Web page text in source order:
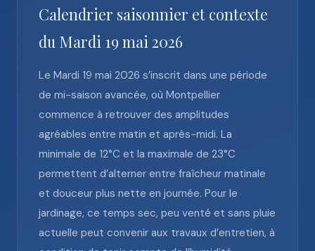
Calendrier saisonnier et contexte
du Mardi 19 mai 2026
Le Mardi 19 mai 2026 s’inscrit dans une période
de mi-saison avancée, où Montpellier
commence à retrouver des amplitudes
agréables entre matin et après-midi. La
minimale de 12°C et la maximale de 23°C
permettent d’alterner entre fraîcheur matinale
et douceur plus nette en journée. Pour le
jardinage, ce temps sec, peu venté et sans pluie
actuelle peut convenir aux travaux d’entretien, à